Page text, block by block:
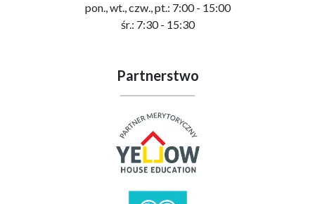
pon., wt., czw., pt.: 7:00 - 15:00
śr.: 7:30 - 15:30
Partnerstwo